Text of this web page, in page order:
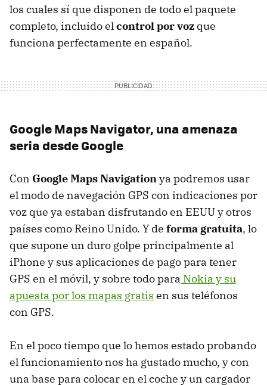
los cuales sí que disponen de todo el paquete
completo, incluido elcontrol por voz que
funciona perfectamente en español.
Google Maps Navigator, una amenaza
seria desde Google
Con Google Maps Navigationya podremos usar
el modo de navegación GPS con indicaciones por
voz que ya estaban disfrutando en EEUUy otros
países como Reino Unido. Y de forma gratuita, lo
que supone un duro golpe principalmente al
iPhone y sus aplicaciones de pago para tener
GPS en el móvil, y sobre todo para Nokia y su
apuesta por los mapas gratis en sus teléfonos
con GPS.
En el poco tiempo que lo hemos estado probando
el funcionamiento nos ha gustado mucho, y con
una base para colocar en el coche y un cargador